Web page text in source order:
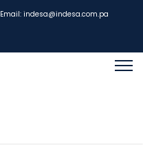
Email: indesa@indesa.com.pa